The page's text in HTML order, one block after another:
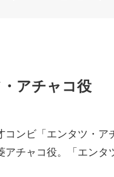
アチャコ役
ンビ「エンタツ・
チャコ役。「エン